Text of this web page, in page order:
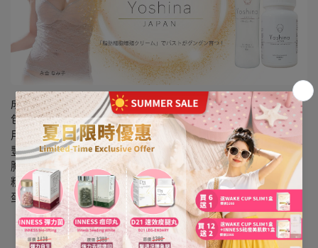
成分：
包括植物細胞豐胸丸及超技術豐胸精華，成份天然，絕無副作
用。
豐胸丸添加蜂王漿，能刺激乳腺、增進乳房細胞，緊緻及提升
胸型，同時有助皮膚光滑細緻。
精華使用Bio-12v專利獨特配方，針對乳房細胞激活，維持膠原
蛋白，恢復彈性，改善下垂問題。
一盒——刺激乳腺細胞，使胸部肌膚光滑細緻